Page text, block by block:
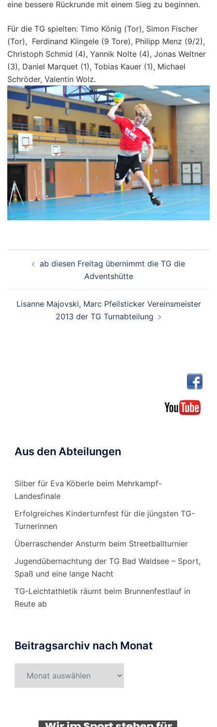
eine bessere Rückrunde mit einem Sieg zu beginnen.
Für die TG spielten: Timo König (Tor), Simon Fischer
(Tor), Ferdinand Klingele (9 Tore), Philipp Menz (9/2),
Christoph Schmid (4), Yannik Nolte (4), Jonas Weltner
(3), Daniel Marquet (1), Tobias Kauer (1), Michael
Schröder, Valentin Wolz.
ab diesen Freitag übernimmt die TG die
Adventshütte
Lisanne Majovski, Marc Pfeilsticker Vereinsmeister
2013 der TG Turnabteilung
Aus den Abteilungen
Silber für Eva Köberle beim Mehrkampf-
Landesfinale
Erfolgreiches Kinderturnfest für die jüngsten TG-
Turnerinnen
Überraschender Ansturm beim Streetballturnier
Jugendübernachtung der TG Bad Waldsee – Sport,
Spaß und eine lange Nacht
TG-Leichtathletik räumt beim Brunnenfestlauf in
Reute ab
Beitragsarchiv nach Monat